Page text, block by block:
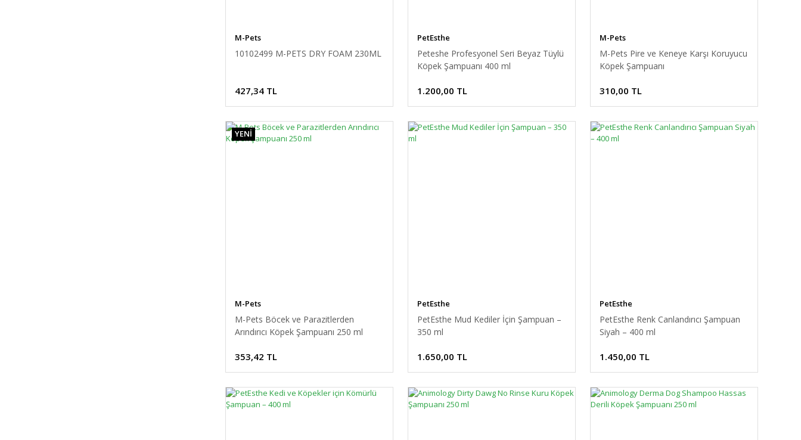
M-Pets
10102499 M-PETS DRY FOAM 230ML
427,34 TL
PetEsthe
Peteshe Profesyonel Seri Beyaz Tüylü
Köpek Şampuanı 400 ml
1.200,00 TL
M-Pets
M-Pets Pire ve Keneye Karşı Koruyucu
Köpek Şampuanı
310,00 TL
YENİ
M-Pets
M-Pets Böcek ve Parazitlerden
Arındırıcı Köpek Şampuanı 250 ml
353,42 TL
PetEsthe
PetEsthe Mud Kediler İçin Şampuan –
350 ml
1.650,00 TL
PetEsthe
PetEsthe Renk Canlandırıcı Şampuan
Siyah – 400 ml
1.450,00 TL